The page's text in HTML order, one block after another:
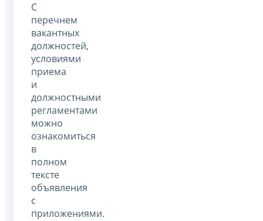
С
перечнем
вакантных
должностей,
условиями
приема
и
должностными
регламентами
можно
ознакомиться
в
полном
тексте
объявления
с
приложениями.